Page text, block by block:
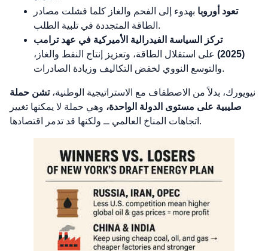
تعود أوروبا بهدوء إلى الفحم والغاز كلما فشلت مصادر
الطاقة المتجددة في تلبية الطلب.
تركز السياسة الفيدرالية الأميركية في عهد ترامب
(2025)
على استقلال الطاقة، وتعزيز إنتاج النفط والغاز،
والتوسع النووي لخفض التكاليف وزيادة الصادرات.
نيويورك، بدلاً من الاصطفاف مع الاستراتيجية الوطنية،تشن حملة
صليبية على مستوى الدولة الواحدة، وهي حملة لا يمكنها تغيير
اتجاهات المناخ العالمي ــ ولكنها قد تدمر اقتصادها.